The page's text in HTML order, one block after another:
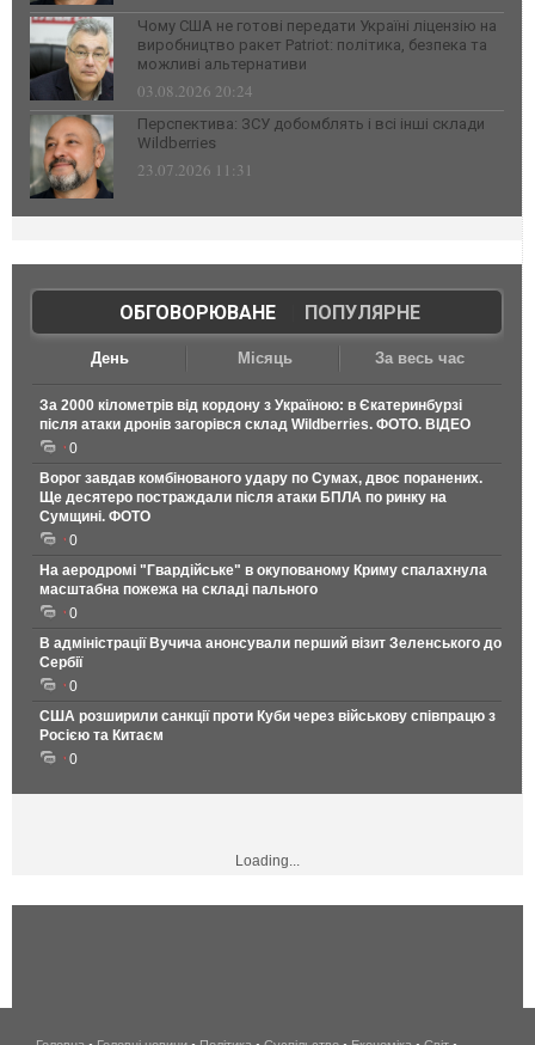
Чому США не готові передати Україні ліцензію на
виробництво ракет Patriot: політика, безпека та
можливі альтернативи
03.08.2026 20:24
Перспектива: ЗСУ добомблять і всі інші склади
Wildberries
23.07.2026 11:31
ОБГОВОРЮВАНЕ| ПОПУЛЯРНЕ
День Місяць За весь час
За 2000 кілометрів від кордону з Україною: в Єкатеринбурзі
після атаки дронів загорівся склад Wildberries. ФОТО. ВІДЕО
0
Ворог завдав комбінованого удару по Сумах, двоє поранених.
Ще десятеро постраждали після атаки БПЛА по ринку на
Сумщині. ФОТО
0
На аеродромі "Гвардійське" в окупованому Криму спалахнула
масштабна пожежа на складі пального
0
В адміністрації Вучича анонсували перший візит Зеленського до
Сербії
0
США розширили санкції проти Куби через військову співпрацю з
Росією та Китаєм
0
Loading...